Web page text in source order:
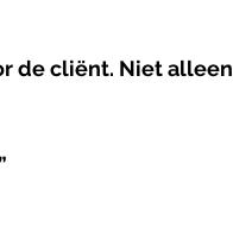
de cliënt. Niet alleen
”